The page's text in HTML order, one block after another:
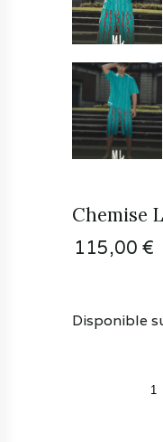
Chemise
115,00 €
Disponible